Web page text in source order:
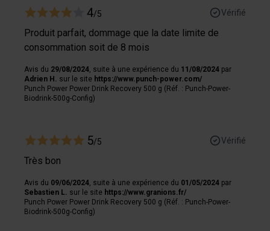
4/5 Vérifié
Produit parfait, dommage que la date limite de
consommation soit de 8 mois
Avis du 29/08/2024 , suite à une expérience du 11/08/2024 par
Adrien H.
sur le site https://www.punch-power.com/
Punch Power Power Drink Recovery 500 g (Réf. : Punch-Power-
Biodrink-500g-Config)
5/5 Vérifié
Très bon
Avis du 09/06/2024 , suite à une expérience du 01/05/2024 par
Sebastien L.
sur le site https://www.granions.fr/
Punch Power Power Drink Recovery 500 g (Réf. : Punch-Power-
Biodrink-500g-Config)